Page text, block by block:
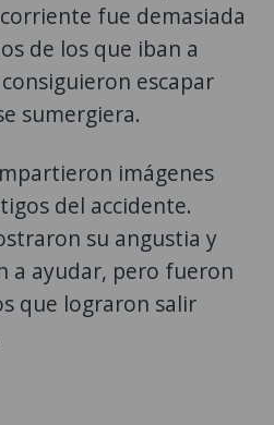
fue demasiada
de los que iban a
escapar
sumergiera.
imágenes
del accidente.
su angustia y
a ayudar, pero fueron
que lograron salir